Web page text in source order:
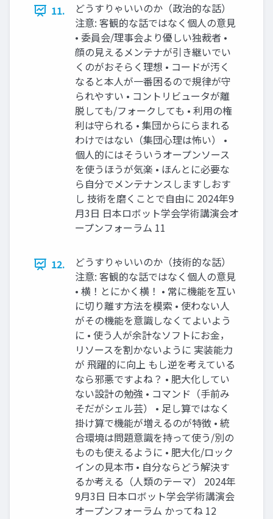
11.
どうすりゃいいのか（政治的な話）
注意: 客観的な話ではなく個人の意見
• 委員会/理事会より優しい独裁者 •
顔の見えるメンテナが引き継いでい
くのがおそらく理想 • コードが汚く
なると本人が一番困るので規律が守
られやすい • コントリビュータが離
脱しても/フォークしても • 利用の権
利は守られる • 集団からにらまれる
わけではない（集団心理は怖い） •
個人的にはそういうオープンソース
を使うほうが気楽 • ほんとに必要な
ら自分でメンテナンスしますしおす
し 技術を磨くことで自由に 2024年9
月3日 日本ロボット学会学術講演会オ
ープンフォーラム 11
12.
どうすりゃいいのか（技術的な話）
注意: 客観的な話ではなく個人の意見
• 横！とにかく横！ • 常に機能を互い
に切り離す方法を模索 • 使わない人
がその機能を意識しなくてよいよう
に • 使う人が余計なソフトにお金，
リソースを割かないように 実装能力
が 飛躍的に向上 もし逆を考えている
なら邪悪ですよね？ • 肥大化してい
ない設計の勉強 • コマンド（手前み
そだがシェル芸） • 足し算ではなく
掛け算で機能が増えるのが特徴 • 統
合環境は問題意識を持って使う/別の
ものも使えるように • 肥大化/ロック
インの見本市 • 自分ならどう解決す
るか考える（人類のテーマ） 2024年
9月3日 日本ロボット学会学術講演会
オープンフォーラム かってね 12